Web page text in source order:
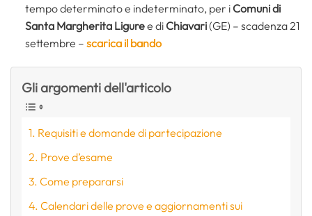
tempo determinato e indeterminato, per i Comuni di
Santa Margherita Liguree di Chiavari(GE) – scadenza 21
settembre – scarica il bando
Gli argomenti dell'articolo
Requisiti e domande di partecipazione
Prove d’esame
Come prepararsi
Calendari delle prove e aggiornamenti sui